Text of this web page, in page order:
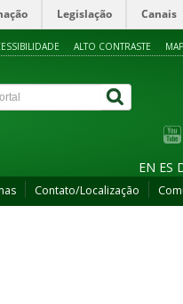
Legislação Canais
ALTO CONTRASTE
EN ES
Contato/Localização